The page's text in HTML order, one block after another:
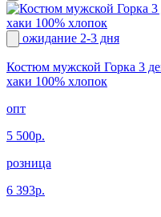
ожидание 2-3 дня
Костюм мужской Горка 3
хаки 100% хлопок
опт
5 500р.
розница
6 393р.